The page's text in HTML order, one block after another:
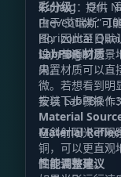
彩分级： 提供
Culling：On，
Prevention：
Horizontal
设为 High
由于“艾瑞斯”可
图，因此至日默
过，普通的远景
果。
LabPBR 材质
内置材质可以直
微。若想看到明
按以下步骤操作
安装 LabPBR
Material
Material
在斜射阳光下观
铜，可以更直观
图视差效果。
性能调整建议